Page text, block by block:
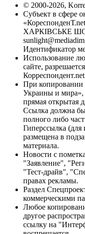
© 2000-2026,
Субъект в сфере
ХАРКІВСЬКЕ
Идентификатор
Использование
сайте,
При копировании
Украины и мира»,
прямая открытая
Ссылка должна
полного либо
Гиперссылка (для
размещена в
материала.
Новости с
"Заявление",
"Тест-драйв",
правах рекламы.
Раздел
коммерческими
Любое
другое
ссылку на